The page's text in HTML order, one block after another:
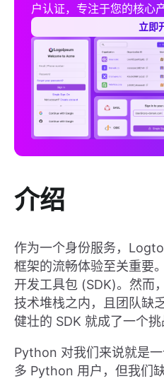
户认证，专注于您的核心产
立即
介绍
作为一个身份服务，
框架的流畅体验至关重要
开发工具包 (SDK)。然而
技术堆栈之内，且团队缺
健壮的 SDK 就成了一个挑
Python 对我们来说就是
多 Python 用户，但我们